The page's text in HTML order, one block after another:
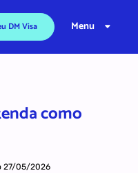
DM Visa Menu
como
27/05/2026